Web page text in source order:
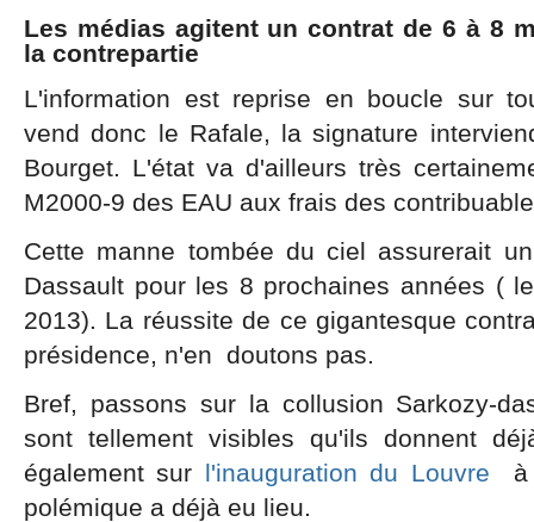
Les médias agitent un contrat de 6 à 8
la contrepartie
L'information est reprise en boucle sur
vend donc le Rafale, la signature
Bourget. L'état va d'ailleurs très
M2000-9 des EAU aux frais des
Cette manne tombée du ciel assurerait
Dassault pour les 8 prochaines années (
2013). La réussite de ce gigantesque
présidence, n'en doutons pas.
Bref, passons sur la collusion Sarkozy-
sont tellement visibles qu'ils donnent
également sur l'inauguration du Louvre
polémique a déjà eu lieu.